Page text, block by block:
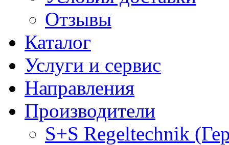
Отзывы
Каталог
Услуги и сервис
Направления
Производители
S+S Regeltechnik